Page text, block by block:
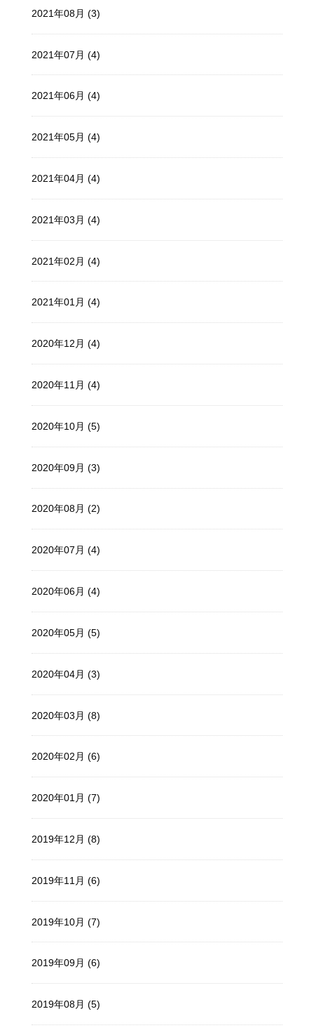
2021年08月 (3)
2021年07月 (4)
2021年06月 (4)
2021年05月 (4)
2021年04月 (4)
2021年03月 (4)
2021年02月 (4)
2021年01月 (4)
2020年12月 (4)
2020年11月 (4)
2020年10月 (5)
2020年09月 (3)
2020年08月 (2)
2020年07月 (4)
2020年06月 (4)
2020年05月 (5)
2020年04月 (3)
2020年03月 (8)
2020年02月 (6)
2020年01月 (7)
2019年12月 (8)
2019年11月 (6)
2019年10月 (7)
2019年09月 (6)
2019年08月 (5)